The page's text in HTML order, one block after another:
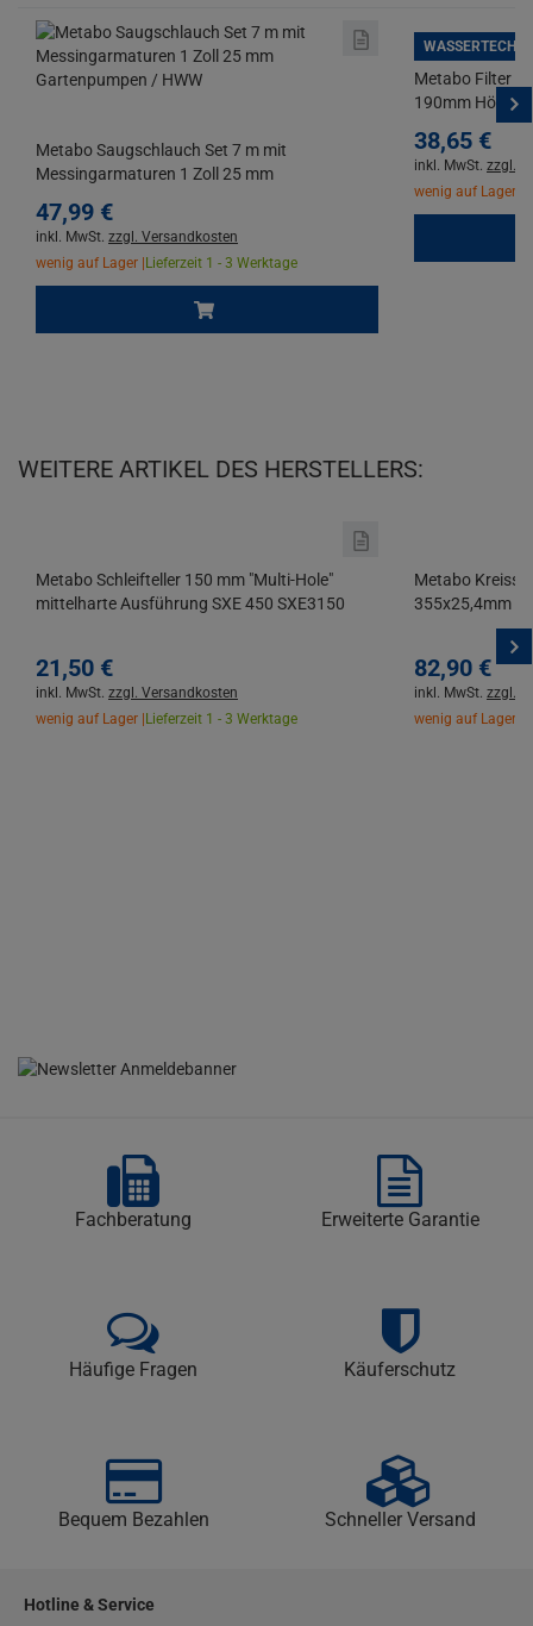
Metabo Saugschlauch Set 7 m mit
Messingarmaturen 1 Zoll 25 mm
47,99 €
inkl. MwSt. zzgl. Versandkosten
wenig auf Lager | Lieferzeit 1 - 3 Werktage
Metabo Filter
190mm Höhe
38,65 €
inkl. MwSt. zzgl.
wenig auf Lager |
WEITERE ARTIKEL DES HERSTELLERS:
Metabo Schleifteller 150 mm "Multi-Hole"
mittelharte Ausführung SXE 450 SXE3150
21,50 €
inkl. MwSt. zzgl. Versandkosten
wenig auf Lager | Lieferzeit 1 - 3 Werktage
Metabo
355x25,4mm
82,90 €
inkl. MwSt. zzgl.
wenig auf Lager |
Fachberatung Erweiterte Garantie
Häufige Fragen Käuferschutz
Bequem Bezahlen Schneller Versand
Hotline & Service